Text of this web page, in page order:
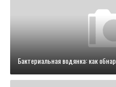
Бактериальная водянка: как